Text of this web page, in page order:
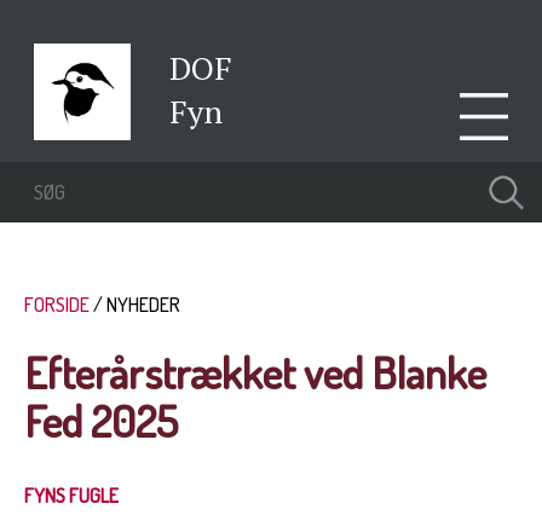
DOF
Fyn
FORSIDE NYHEDER
Efterårstrækket ved Blanke
Fed 2025
FYNS FUGLE